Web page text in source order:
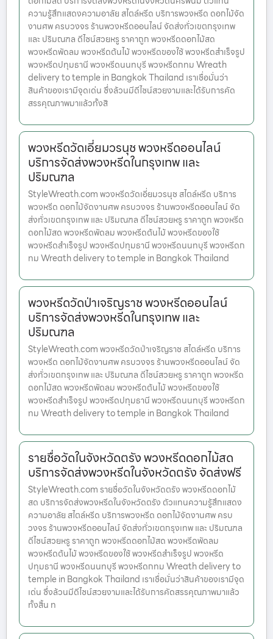
ความรู้สึกแสดงความอาลัย สไตล์หรีด บริการพวงหรีด ดอกไม้จัด
งานศพ ครบวงจร ร้านพวงหรีดออนไลน์ จัดส่งทั่วเขตกรุงเทพ
และ ปริมณฑล ดีไซน์สวยหรู ราคาถูก พวงหรีดดอกไม้สด
พวงหรีดพัดลม พวงหรีดต้นไม้ พวงหรีดของใช้ พวงหรีดสำเร็จรูป
พวงหรีดปทุมธานี พวงหรีดนนทบุรี พวงหรีดกทม Wreath
delivery to temple in Bangkok Thailand เราเชื่อมั่นว่า
สินค้าของเรามีจุดเด่น ซึ่งล้วนมีดีไซน์สวยงามและได้รับการคัด
สรรคุณภาพมาแล้วทั้งสิ
พวงหรีดวัดเอี่ยมวรนุช พวงหรีดออนไลน์
บริการจัดส่งพวงหรีดในกรุงเทพ และ
ปริมณฑล
StyleWreath.com พวงหรีดวัดเอี่ยมวรนุช สไตล์หรีด บริการ
พวงหรีด ดอกไม้จัดงานศพ ครบวงจร ร้านพวงหรีดออนไลน์ จัด
ส่งทั่วเขตกรุงเทพ และ ปริมณฑล ดีไซน์สวยหรู ราคาถูก พวงหรีด
ดอกไม้สด พวงหรีดพัดลม พวงหรีดต้นไม้ พวงหรีดของใช้
พวงหรีดสำเร็จรูป พวงหรีดปทุมธานี พวงหรีดนนทบุรี พวงหรีดก
ทม Wreath delivery to temple in Bangkok Thailand
พวงหรีดวัดป่าเจริญราช พวงหรีดออนไลน์
บริการจัดส่งพวงหรีดในกรุงเทพ และ
ปริมณฑล
StyleWreath.com พวงหรีดวัดป่าเจริญราช สไตล์หรีด บริการ
พวงหรีด ดอกไม้จัดงานศพ ครบวงจร ร้านพวงหรีดออนไลน์ จัด
ส่งทั่วเขตกรุงเทพ และ ปริมณฑล ดีไซน์สวยหรู ราคาถูก พวงหรีด
ดอกไม้สด พวงหรีดพัดลม พวงหรีดต้นไม้ พวงหรีดของใช้
พวงหรีดสำเร็จรูป พวงหรีดปทุมธานี พวงหรีดนนทบุรี พวงหรีดก
ทม Wreath delivery to temple in Bangkok Thailand
รายชื่อวัดในจังหวัดตรัง พวงหรีดดอกไม้สด
บริการจัดส่งพวงหรีดในจังหวัดตรัง จัดส่งฟรี
StyleWreath.com รายชื่อวัดในจังหวัดตรัง พวงหรีดดอกไม้
สด บริการจัดส่งพวงหรีดในจังหวัดตรัง ตัวแทนความรู้สึกแสดง
ความอาลัย สไตล์หรีด บริการพวงหรีด ดอกไม้จัดงานศพ ครบ
วงจร ร้านพวงหรีดออนไลน์ จัดส่งทั่วเขตกรุงเทพ และ ปริมณฑล
ดีไซน์สวยหรู ราคาถูก พวงหรีดดอกไม้สด พวงหรีดพัดลม
พวงหรีดต้นไม้ พวงหรีดของใช้ พวงหรีดสำเร็จรูป พวงหรีด
ปทุมธานี พวงหรีดนนทบุรี พวงหรีดกทม Wreath delivery to
temple in Bangkok Thailand เราเชื่อมั่นว่าสินค้าของเรามีจุด
เด่น ซึ่งล้วนมีดีไซน์สวยงามและได้รับการคัดสรรคุณภาพมาแล้ว
ทั้งสิ้น ท